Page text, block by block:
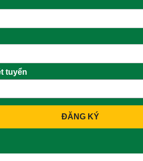
tuyển
ĐĂNG KÝ